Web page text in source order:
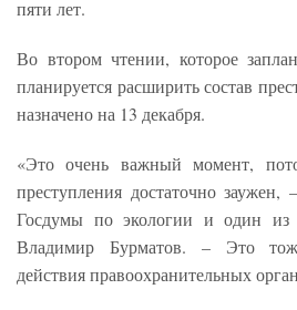
пяти лет.
Во втором чтении, которое
планируется расширить состав
назначено на 13 декабря.
«Это очень важный момент,
преступления достаточно заужен,
Госдумы по экологии и один из
Владимир Бурматов. – Это
действия правоохранительных